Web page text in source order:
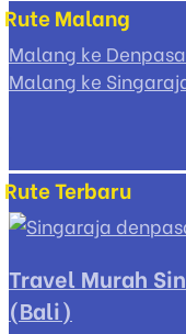
Rute Malang
Malang ke
Malang ke
Rute Terbaru
Travel Murah
(Bali)